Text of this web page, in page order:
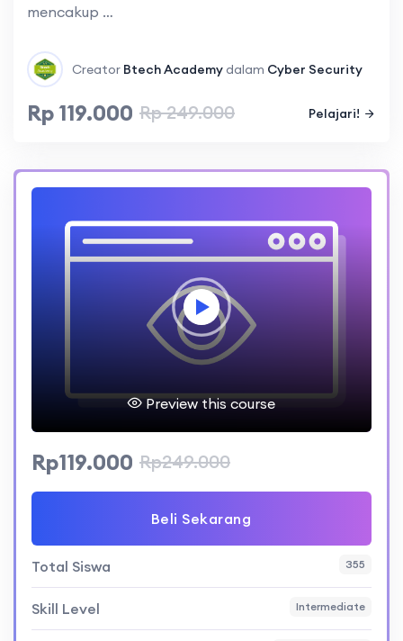
mencakup …
Creator Btech Academy dalam Cyber Security
Rp 119.000 Rp 249.000 Pelajari!
Preview this course
Rp119.000 Rp249.000
Beli Sekarang
Total Siswa 355
Skill Level Intermediate